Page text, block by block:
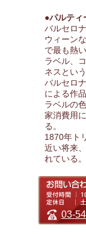
●パルティ
バルセロ
ウィーン
で最も熱
ラベル、
ネスという
バルセロ
による作品
ラベルの
家消費用
る。
1870年ト
近い将来
れている。
03-